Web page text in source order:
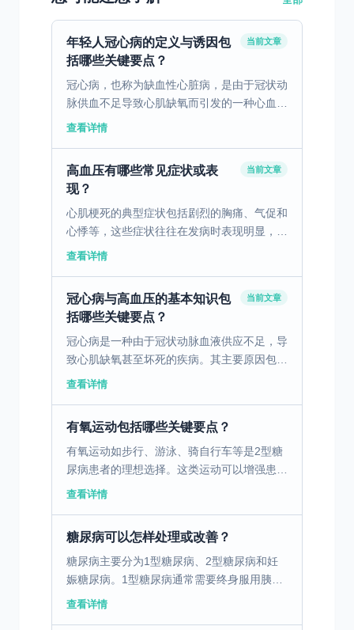
年轻人冠心病的定义与诱因包
括哪些关键要点？
当前文章
冠心病，也称为缺血性心脏病，是由于冠状动
脉供血不足导致心肌缺氧而引发的一种心血管
疾病。尽管传统上被认为是中老年人的疾病，
查看详情
高血压有哪些常见症状或表
现？
当前文章
心肌梗死的典型症状包括剧烈的胸痛、气促和
心悸等，这些症状往往在发病时表现明显，需
要及时识别并快速处理。胸痛通常持续时间较
查看详情
冠心病与高血压的基本知识包
括哪些关键要点？
当前文章
冠心病是一种由于冠状动脉血液供应不足，导
致心肌缺氧甚至坏死的疾病。其主要原因包括
动脉粥样硬化、血栓等。动脉粥样硬化是动脉
查看详情
有氧运动包括哪些关键要点？
有氧运动如步行、游泳、骑自行车等是2型糖
尿病患者的理想选择。这类运动可以增强患者
的心肺功能，有助于降低血糖。建议患者每周
查看详情
糖尿病可以怎样处理或改善？
糖尿病主要分为1型糖尿病、2型糖尿病和妊
娠糖尿病。1型糖尿病通常需要终身服用胰岛
素，因为患者自身不能产生足够的胰岛素。2
查看详情